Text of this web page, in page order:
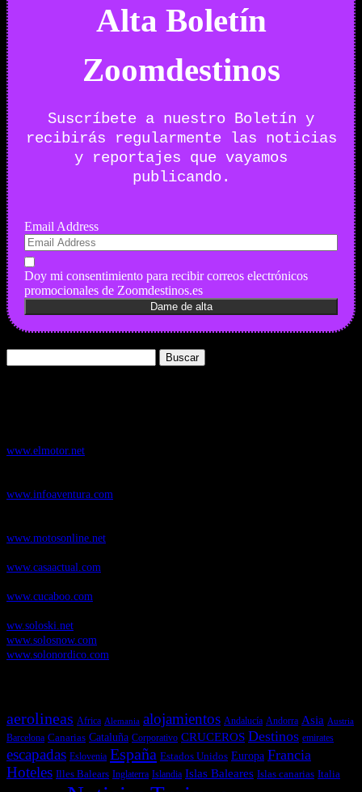
Alta Boletín
Zoomdestinos
Suscríbete a nuestro Boletín y
recibirás regularmente las noticias
y reportajes que vayamos
publicando.
Email Address
Doy mi consentimiento para recibir correos electrónicos
promocionales de Zoomdestinos.es
www.elmotor.net
www.infoaventura.com
www.motosonline.net
www.casaactual.com
www.cucaboo.com
ww.soloski.net
www.solosnow.com
www.solonordico.com
aerolineas Africa Alemania alojamientos Andalucía Andorra Asia Austria
Barcelona Canarias Cataluña Corporativo CRUCEROS Destinos emirates
escapadas Eslovenia España Estados Unidos Europa Francia
Hoteles Illes Balears Inglaterra Islandia Islas Baleares Islas canarias Italia